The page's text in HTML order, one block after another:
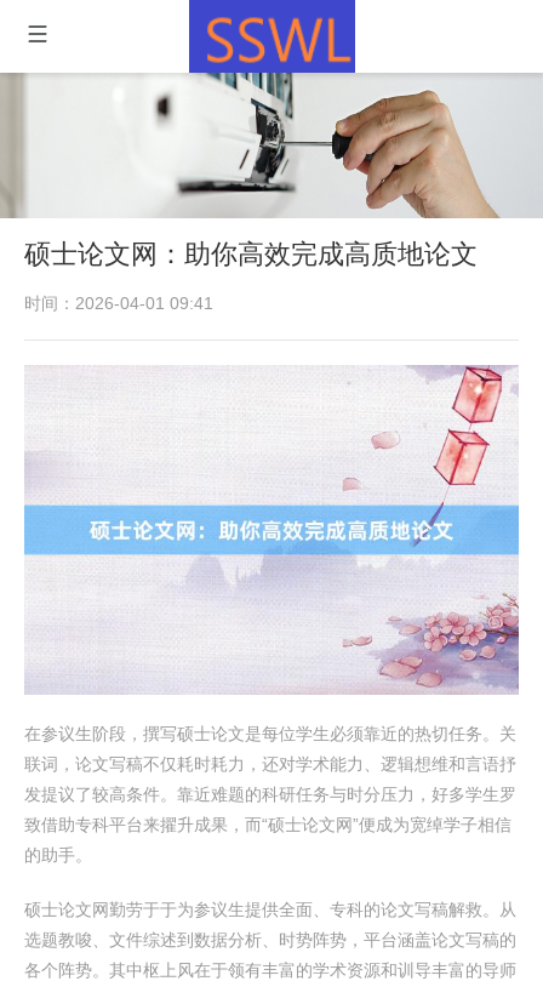
硕士论文网：助你高效完成高质地论文
时间：2026-04-01 09:41
在参议生阶段，撰写硕士论文是每位学生必须靠近的热切任务。关
联词，论文写稿不仅耗时耗力，还对学术能力、逻辑想维和言语抒
发提议了较高条件。靠近难题的科研任务与时分压力，好多学生罗
致借助专科平台来擢升成果，而“硕士论文网”便成为宽绰学子相信
的助手。
硕士论文网勤劳于于为参议生提供全面、专科的论文写稿解救。从
选题教唆、文件综述到数据分析、时势阵势，平台涵盖论文写稿的
各个阵势。其中枢上风在于领有丰富的学术资源和训导丰富的导师